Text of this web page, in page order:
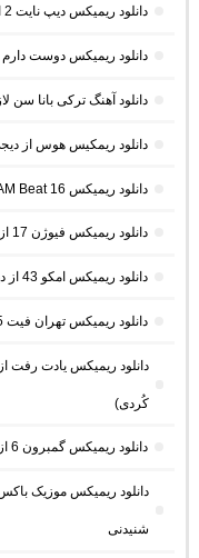
دانلود ریمیکس دیپ نایت 2 از احسان رمزی (ریمیکس طولانی غمگین)
دانلود ریمیکس دوست
دانلود آهنگ ترکی بانا سن
دانلود ریمکیس هوس از
دانلود ریمیکس AM Beat 16 از دیجی AMB (پادکست طولانی شنیدنی)
دانلود ریمیکس فیوژن 17 از لیروی بیتز
دانلود ریمیکس امکو 43 از دیجی ام کو (پادکست طولانی عاشقانه)
دانلود ریمیکس تهران فیت 55 از دیجی باربد و محمد موریانی
دانلود ریمیکس یادت رفت
کُردی)
دانلود ریمیکس گمبرون 6 از دیجی 4A (ریمیکس طولانی شاد بندری جنوبی)
شنیدنی